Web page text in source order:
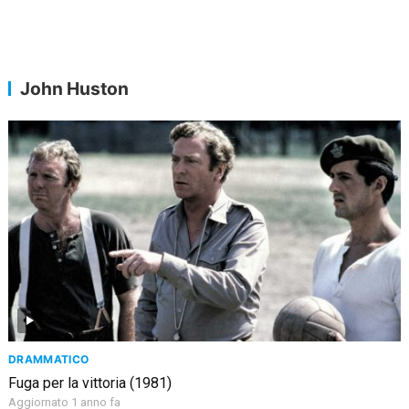
John Huston
DRAMMATICO
Fuga per la vittoria (1981)
Aggiornato 1 anno fa